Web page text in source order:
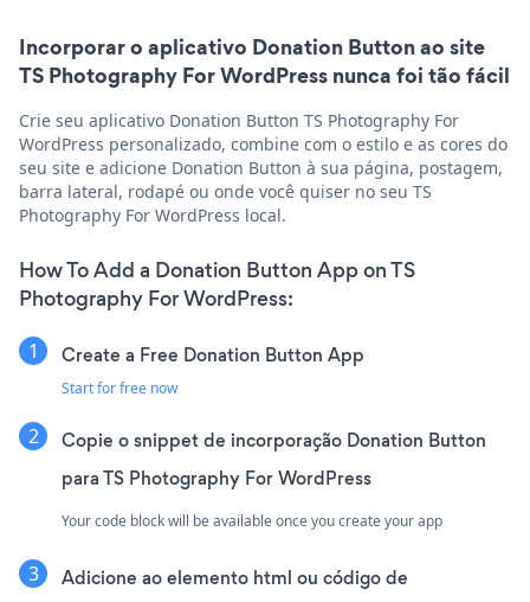
Incorporar o aplicativo Donation Button ao site
TS Photography For WordPress nunca foi tão fácil
Crie seu aplicativo Donation Button TS Photography For
WordPress personalizado, combine com o estilo e as cores do
seu site e adicione Donation Button à sua página, postagem,
barra lateral, rodapé ou onde você quiser no seu TS
Photography For WordPress local.
How To Add a Donation Button App on TS
Photography For WordPress:
Create a Free Donation Button App
Start for free now
Copie o snippet de incorporação Donation Button
para TS Photography For WordPress
Your code block will be available once you create your app
Adicione ao elemento html ou código de